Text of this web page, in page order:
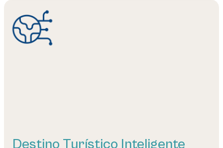
Destino Turístico Inteligente